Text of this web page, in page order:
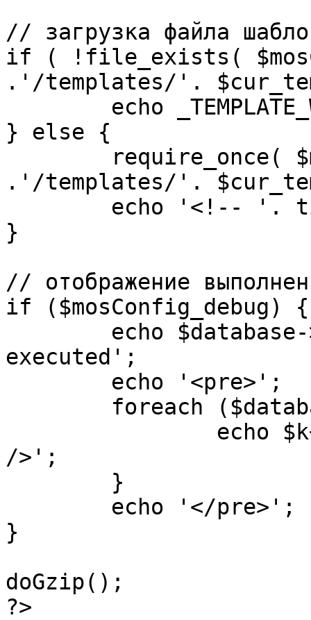
// загрузка файла
if ( !file_exists(
.'/templates/'.
} else {
.'/templates/'.
}
// отображение
if ($mosConfig_debug) {
executed';
/>';
}
doGzip();
?>